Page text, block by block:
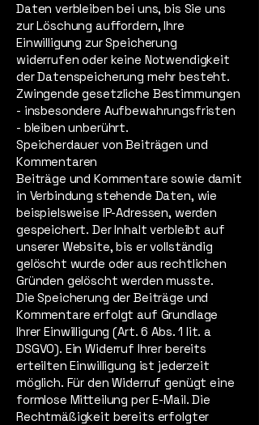
Daten verbleiben bei uns, bis Sie uns
zur Löschung auffordern, Ihre
Einwilligung zur Speicherung
widerrufen oder keine Notwendigkeit
der Datenspeicherung mehr besteht.
Zwingende gesetzliche Bestimmungen
- insbesondere Aufbewahrungsfristen
- bleiben unberührt.
Speicherdauer von Beiträgen und
Kommentaren
Beiträge und Kommentare sowie damit
in Verbindung stehende Daten, wie
beispielsweise IP-Adressen, werden
gespeichert. Der Inhalt verbleibt auf
unserer Website, bis er vollständig
gelöscht wurde oder aus rechtlichen
Gründen gelöscht werden musste.
Die Speicherung der Beiträge und
Kommentare erfolgt auf Grundlage
Ihrer Einwilligung (Art. 6 Abs. 1 lit. a
DSGVO). Ein Widerruf Ihrer bereits
erteilten Einwilligung ist jederzeit
möglich. Für den Widerruf genügt eine
formlose Mitteilung per E-Mail. Die
Rechtmäßigkeit bereits erfolgter